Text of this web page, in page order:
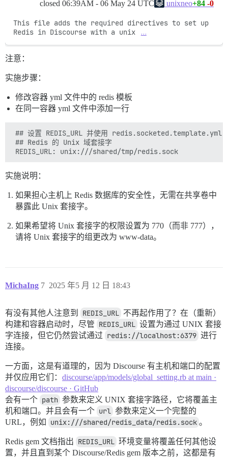
closed 06:39AM - 06 May 24 UTC unixneo+84 -0
This file adds the required directives to set up
Redis in Discourse with a unix
…
注意：
实施步骤：
修改容器 yml 文件中的 redis 模板
在同一容器 yml 文件中添加一行
## 设置 REDIS_URL 并使用 redis.socketed.template.yml
## Redis 的 Unix 域套接字
实施说明：
如果担心主机上 Redis 数据库的安全性，无需在共享卷中
暴露此 Unix 套接字。
如果希望将 Unix 套接字的权限设置为 770（而非 777），
请将 Unix 套接字的组更改为 www-data。
MichaIng 2025 年5 月 12 日 18:43
7
有没有其他人注意到 REDIS_URL 不再起作用了？在（重新）
构建和容器启动时，尽管 REDIS_URL 设置为通过 UNIX 套接
字连接，但它仍然尝试通过 redis://localhost:6379 进行
连接。
一方面，这是有道理的，因为 Discourse 有主机和端口的配置
并仅应用它们： discourse/app/models/global_setting.rb at main ·
discourse/discourse · GitHub
会有一个 path 参数来定义 UNIX 套接字路径，它将覆盖主
机和端口。并且会有一个 url 参数来定义一个完整的
URL，例如
unix:///shared/redis_data/redis.sock 。
Redis gem 文档指出 REDIS_URL 环境变量将覆盖任何其他设
置，并且直到某个 Discourse/Redis gem 版本之前，这都是有